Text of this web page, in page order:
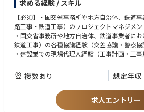
業を創る実践プロジェクトに参画する。
(2)注力する領域、プロジェクト①インフラの
堀川、女川町海岸広場指定管理②公民連携によ
ex:鴨川まちづくりプロポ、大森駅西口都市基
心部プロポ③公民連携のプラットフォームex:宝
ト④まちづくりにおける公民連携プロセスの設
(3)体制の構築未来社会創造センターやCFK単独
するチーム編成が難しいケースでは、プロジ
トフォームや新たな組織の設立なども視野に
(4)進め方研究者成果を出す受注業務をベース
る業務開発において理想のあり方を探求し続
求める経験 / スキル
【必須】・国交省事務所や地方自治体、鉄道
路工事・鉄道工事）のプロジェクトマネジメ
・国交省事務所や地方自治体、鉄道事業者に
鉄道工事）の各種協議経験（交差協議・警察協
・建設業での現場代理人経験（工事計画・工
術） ・建築設計、設備（電気・機械等）の設
【歓迎】 ・技術士もしくは技術士補 ・行政
複数あり 想定年収
求人エントリー